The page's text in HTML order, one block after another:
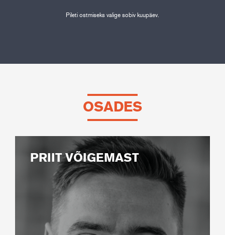
Pileti ostmiseks valige sobiv kuupäev.
OSADES
PRIIT VÕIGEMAST